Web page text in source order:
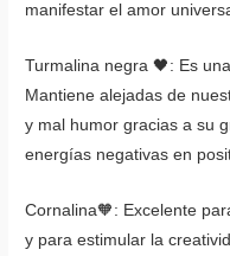
manifestar el amor
Turmalina negra🖤 : Es
Mantiene alejadas de
y mal humor gracias a su
energías negativas en
Cornalina🧡 : Excelente
y para estimular la